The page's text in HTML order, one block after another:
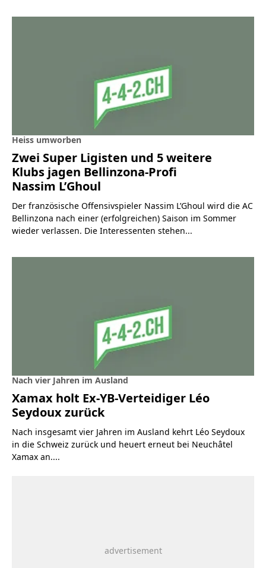
Heiss umworben
Zwei Super Ligisten und 5 weitere
Klubs jagen Bellinzona-Profi
Nassim L’Ghoul
Der französische Offensivspieler Nassim L’Ghoul wird die AC
Bellinzona nach einer (erfolgreichen) Saison im Sommer
wieder verlassen. Die Interessenten stehen...
Nach vier Jahren im Ausland
Xamax holt Ex-YB-Verteidiger Léo
Seydoux zurück
Nach insgesamt vier Jahren im Ausland kehrt Léo Seydoux
in die Schweiz zurück und heuert erneut bei Neuchâtel
Xamax an....